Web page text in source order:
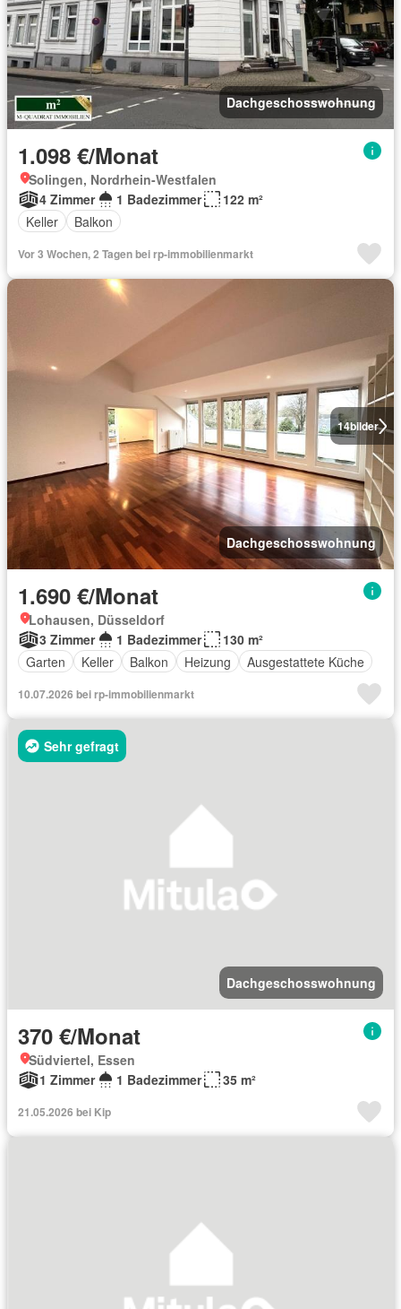
Dachgeschosswohnung
1.098 €/Monat
Solingen, Nordrhein-Westfalen
4 Zimmer
1 Badezimmer
122 m²
Keller
Balkon
Vor 3 Wochen, 2 Tagen bei rp-immobilienmarkt
14bilder
Dachgeschosswohnung
1.690 €/Monat
Lohausen, Düsseldorf
3 Zimmer
1 Badezimmer
130 m²
Garten
Keller Balkon Heizung Ausgestattete Küche
10.07.2026 bei rp-immobilienmarkt
Sehr gefragt
Dachgeschosswohnung
370 €/Monat
Südviertel, Essen
1 Zimmer
1 Badezimmer 35 m²
21.05.2026 bei Kip